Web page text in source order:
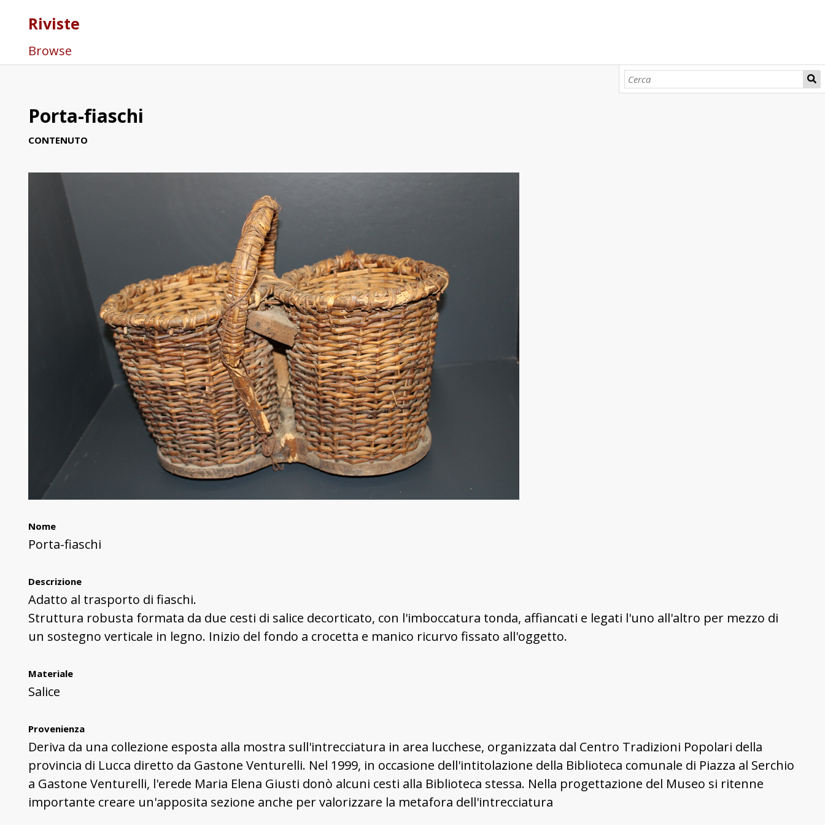
Riviste
Browse
Porta-fiaschi
CONTENUTO
Nome
Porta-fiaschi
Descrizione
Adatto al trasporto di fiaschi.
Struttura robusta formata da due cesti di salice decorticato, con l'imboccatura tonda, affiancati e legati l'uno all'altro per mezzo di
un sostegno verticale in legno. Inizio del fondo a crocetta e manico ricurvo fissato all'oggetto.
Materiale
Salice
Provenienza
Deriva da una collezione esposta alla mostra sull'intrecciatura in area lucchese, organizzata dal Centro Tradizioni Popolari della
provincia di Lucca diretto da Gastone Venturelli. Nel 1999, in occasione dell'intitolazione della Biblioteca comunale di Piazza al Serchio
a Gastone Venturelli, l'erede Maria Elena Giusti donò alcuni cesti alla Biblioteca stessa. Nella progettazione del Museo si ritenne
importante creare un'apposita sezione anche per valorizzare la metafora dell'intrecciatura